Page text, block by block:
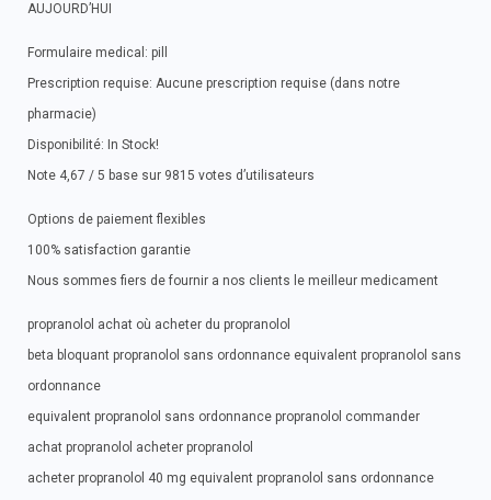
AUJOURD’HUI
Formulaire medical: pill
Prescription requise: Aucune prescription requise (dans notre
pharmacie)
Disponibilité: In Stock!
Note 4,67 / 5 base sur 9815 votes d’utilisateurs
Options de paiement flexibles
100% satisfaction garantie
Nous sommes fiers de fournir a nos clients le meilleur medicament
propranolol achat où acheter du propranolol
beta bloquant propranolol sans ordonnance equivalent propranolol sans
ordonnance
equivalent propranolol sans ordonnance propranolol commander
achat propranolol acheter propranolol
acheter propranolol 40 mg equivalent propranolol sans ordonnance